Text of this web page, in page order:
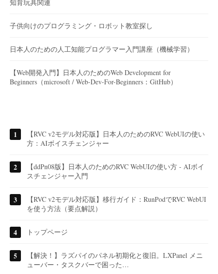
知育玩具関連
子供向けのプログラミング・ロボット教室探し
日本人のための人工知能プログラマー入門講座（機械学習）
【Web開発入門】日本人のためのWeb Development for
Beginners（microsoft / Web-Dev-For-Beginners：GitHub）
【RVC v2モデル対応版】日本人のためのRVC WebUIの使い
方：AIボイスチェンジャー
【ddPn08版】日本人のためのRVC WebUIの使い方 - AIボイ
スチェンジャー入門
【RVC v2モデル対応版】移行ガイド：RunPodでRVC WebUI
を使う方法（要点解説）
トップページ
【解決！】ラズパイのパネル初期化と復旧。LXPanel メニ
ューバー・タスクバーで困った…